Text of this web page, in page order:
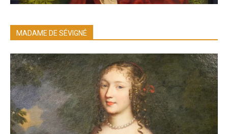
MADAME DE SÉVIGNÉ